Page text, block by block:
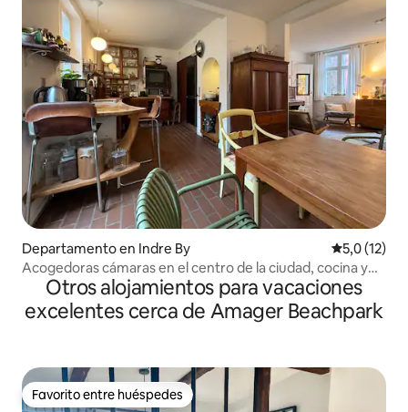
Departamento en Indre By Calificación
5,0 (12)
Acogedoras cámaras en el centro de la ciudad, cocina y
patio soleado
Otros alojamientos para vacaciones
excelentes cerca de Amager Beachpark
Favorito entre huéspedes
Favorito entre huéspedes